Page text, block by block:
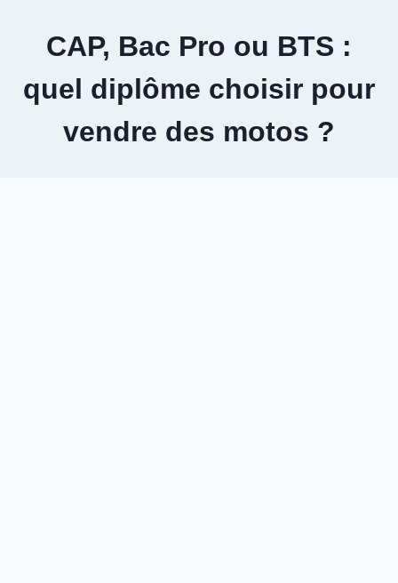
contenuCAP, Bac Pro ou BTS :
quel diplôme choisir pour
vendre des motos ?